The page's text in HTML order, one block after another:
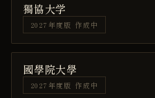
獨協大学
2027年度版 作成中
國學院大學
2027年度版 作成中